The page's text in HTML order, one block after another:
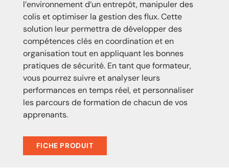
l’environnement d’un entrepôt, manipuler des
colis et optimiser la gestion des flux. Cette
solution leur permettra de développer des
compétences clés en coordination et en
organisation tout en appliquant les bonnes
pratiques de sécurité. En tant que formateur,
vous pourrez suivre et analyser leurs
performances en temps réel, et personnaliser
les parcours de formation de chacun de vos
apprenants.
FICHE PRODUIT